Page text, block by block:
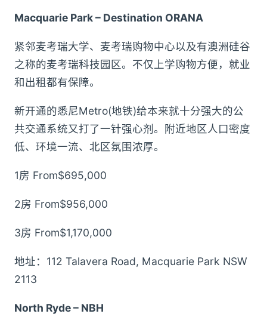
Macquarie Park – Destination ORANA
紧邻麦考瑞大学、麦考瑞购物中心以及有澳洲硅谷
之称的麦考瑞科技园区。不仅上学购物方便，就业
和出租都有保障。
新开通的悉尼Metro(地铁)给本来就十分强大的公
共交通系统又打了一针强心剂。附近地区人口密度
低、环境一流、北区氛围浓厚。
1房 From$695,000
2房 From$956,000
3房 From$1,170,000
地址：112 Talavera Road, Macquarie Park NSW
2113
North Ryde – NBH